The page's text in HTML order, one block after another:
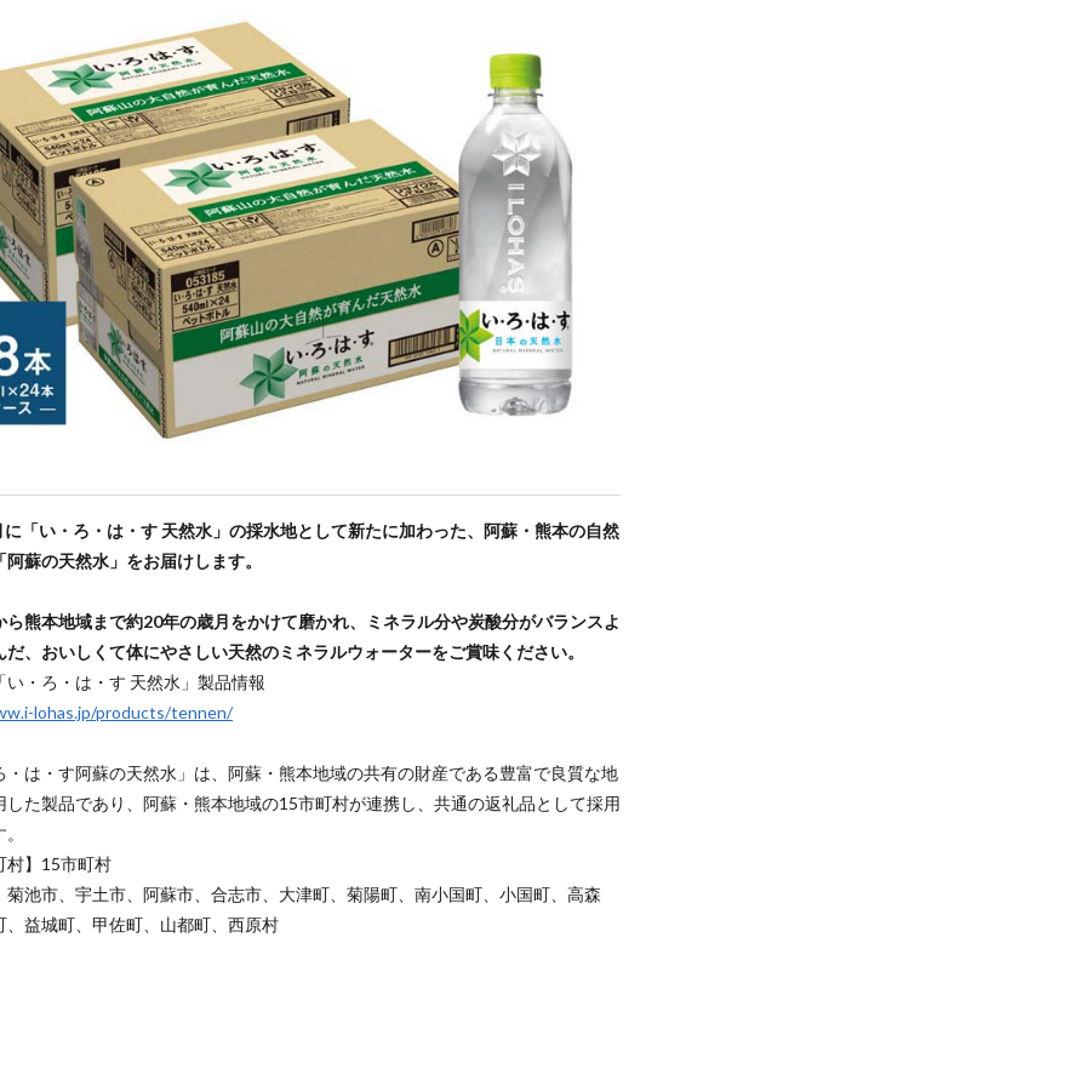
「い・ろ・は・す 天然水」の採水地として新たに加わった、阿蘇・熊本の自然
蘇の天然水」をお届けします。
ら熊本地域まで約20年の歳月をかけて磨かれ、ミネラル分や炭酸分がバランスよ
だ、おいしくて体にやさしい天然のミネラルウォーターをご賞味ください。
い・ろ・は・す 天然水」製品情報
lohas.jp/products/tennen/
は・す阿蘇の天然水」は、阿蘇・熊本地域の共有の財産である豊富で良質な地
した製品であり、阿蘇・熊本地域の15市町村が連携し、共通の返礼品として採用
村】15市町村
池市、宇土市、阿蘇市、合志市、大津町、菊陽町、南小国町、小国町、高森
、益城町、甲佐町、山都町、西原村